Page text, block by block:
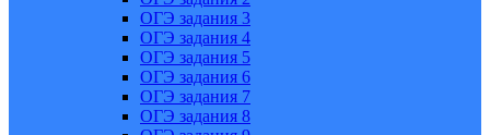
ОГЭ задания 3
ОГЭ задания 4
ОГЭ задания 5
ОГЭ задания 6
ОГЭ задания 7
ОГЭ задания 8